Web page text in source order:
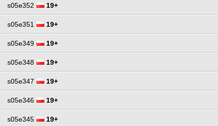
s05e352 19+
s05e351 19+
s05e349 19+
s05e348 19+
s05e347 19+
s05e346 19+
s05e345 19+